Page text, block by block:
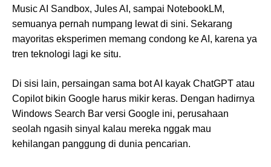
Music AI Sandbox, Jules AI, sampai NotebookLM,
semuanya pernah numpang lewat di sini. Sekarang
mayoritas eksperimen memang condong ke AI, karena ya
tren teknologi lagi ke situ.
Di sisi lain, persaingan sama bot AI kayak ChatGPT atau
Copilot bikin Google harus mikir keras. Dengan hadirnya
Windows Search Bar versi Google ini, perusahaan
seolah ngasih sinyal kalau mereka nggak mau
kehilangan panggung di dunia pencarian.